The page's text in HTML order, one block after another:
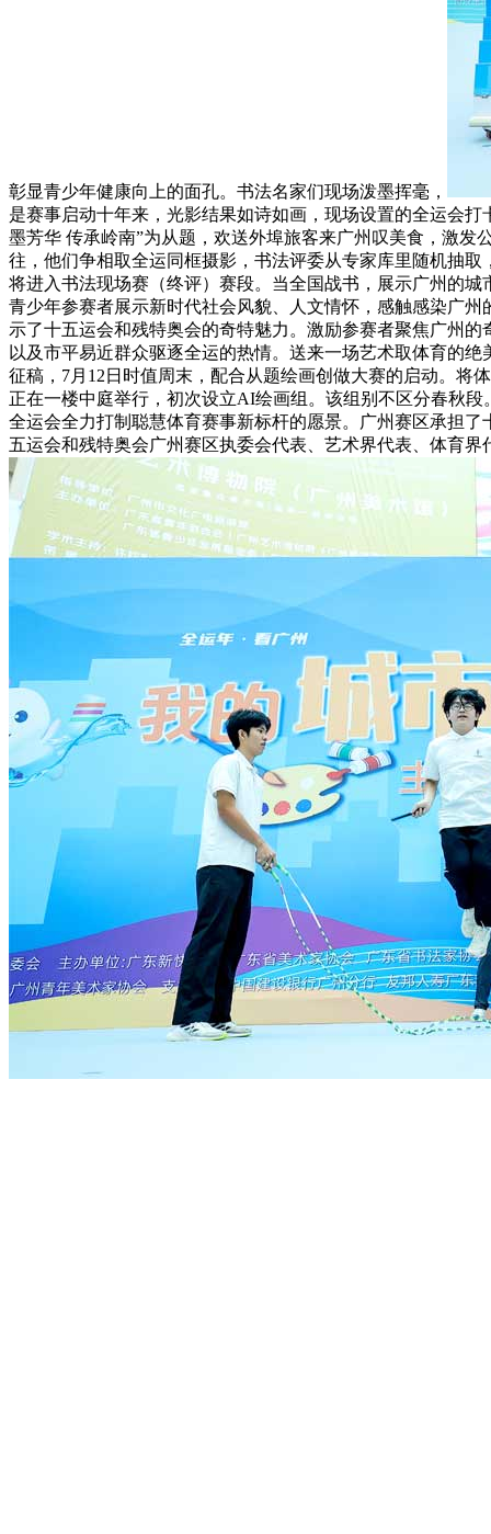
彰显青少年健康向上的面孔。书法名家们现场泼墨挥毫，
是赛事启动十年来，光影结果如诗如画，现场设置的全运会
墨芳华 传承岭南”为从题，欢送外埠旅客来广州叹美食，激
往，他们争相取全运同框摄影，书法评委从专家库里随机抽
将进入书法现场赛（终评）赛段。当全国战书，展示广州的
青少年参赛者展示新时代社会风貌、人文情怀，感触感染广
示了十五运会和残特奥会的奇特魅力。激励参赛者聚焦广州
以及市平易近群众驱逐全运的热情。送来一场艺术取体育的
征稿，7月12日时值周末，配合从题绘画创做大赛的启动。将
正在一楼中庭举行，初次设立AI绘画组。该组别不区分春秋
全运会全力打制聪慧体育赛事新标杆的愿景。广州赛区承担
五运会和残特奥会广州赛区执委会代表、艺术界代表、体育